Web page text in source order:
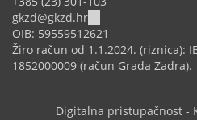
gkzd@gkzd.hr
sends
e-
mail)
OIB: 59559512621
Žiro račun od 1.1.2024. (riznica):
1852000009 (račun Grada Zadra).
Digitalna pristupačnost -